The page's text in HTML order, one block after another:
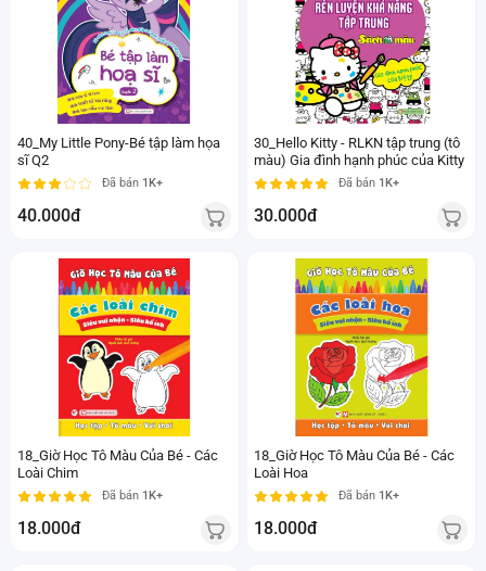
40_My Little Pony-Bé tập làm họa
sĩ Q2
Đã bán 1K+
40.000đ
30_Hello Kitty - RLKN tập trung (tô
màu) Gia đình hạnh phúc của Kitty
Đã bán 1K+
30.000đ
18_Giờ Học Tô Màu Của Bé - Các
Loài Chim
Đã bán 1K+
18.000đ
18_Giờ Học Tô Màu Của Bé - Các
Loài Hoa
Đã bán 1K+
18.000đ